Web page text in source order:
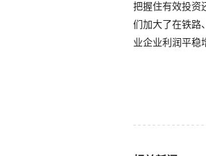
把握住有效投资
们加大了在铁路
业企业利润平稳